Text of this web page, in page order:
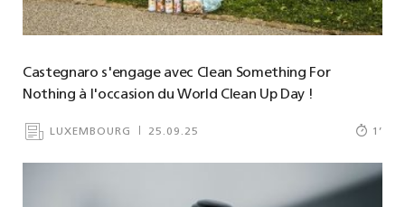
Castegnaro s'engage avec Clean Something For
Nothing à l'occasion du World Clean Up Day !
LUXEMBOURG 25.09.25 1’